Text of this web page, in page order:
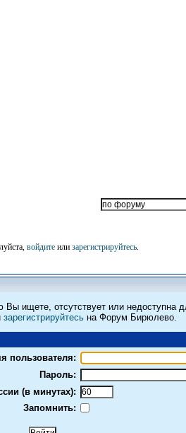
войдите или зарегистрируйтесь.
Вы ищете, отсутствует или недоступна
зарегистрируйтесь на Форум Бирюлево.
пользователя:
Пароль:
(в минутах):
Запомнить: